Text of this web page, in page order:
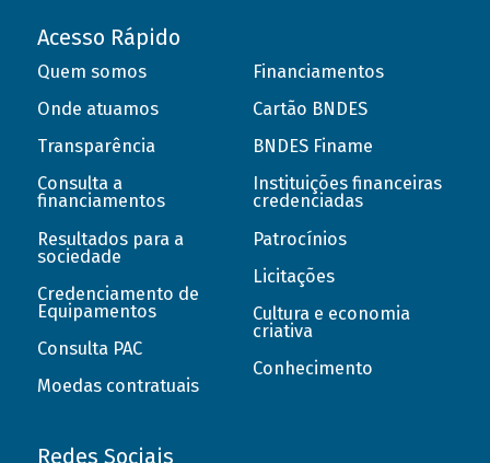
Acesso Rápido
Quem somos
Onde atuamos
Transparência
Consulta a
financiamentos
Resultados para a
sociedade
Credenciamento de
Equipamentos
Consulta PAC
Moedas contratuais
Financiamentos
Cartão BNDES
BNDES Finame
Instituições financeiras
credenciadas
Patrocínios
Licitações
Cultura e economia
criativa
Conhecimento
Redes Sociais